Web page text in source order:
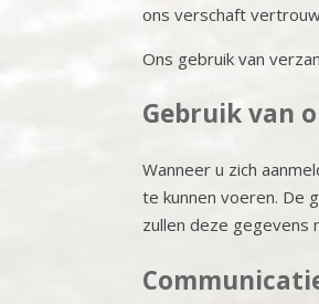
ons verschaft
Ons gebruik van
Gebruik van
Wanneer u zich
te kunnen voeren. De
zullen deze gegevens